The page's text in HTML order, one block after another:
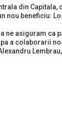
din
nou beneficiu:
ne asiguram ca
a colaborarii